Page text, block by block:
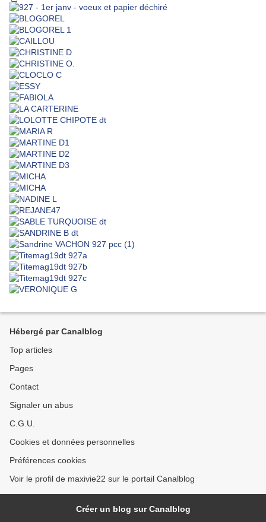
Hébergé par Canalblog
Top articles
Pages
Contact
Signaler un abus
C.G.U.
Cookies et données personnelles
Préférences cookies
Voir le profil de maxivie22 sur le portail Canalblog
Créer un blog sur Canalblog